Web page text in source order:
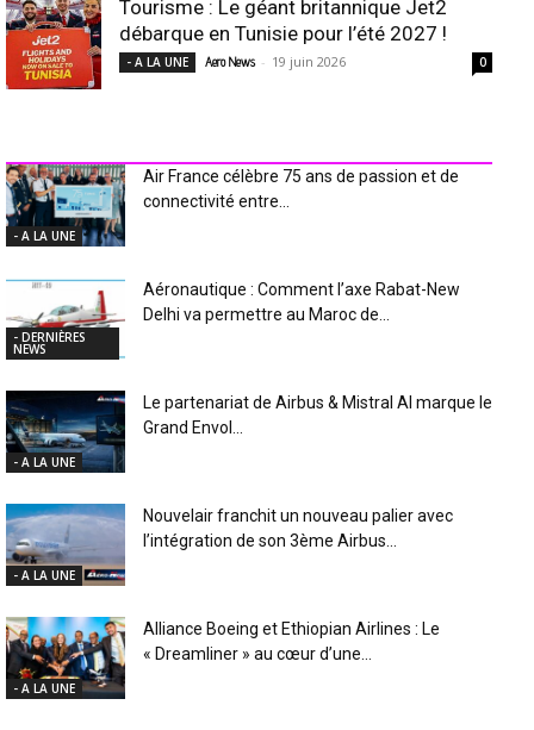
Tourisme : Le géant britannique Jet2
débarque en Tunisie pour l’été 2027 !
- A LA UNE Aero News - 19 juin 2026 0
- A LA UNE
Air France célèbre 75 ans de passion et de
connectivité entre...
- DERNIÈRES
NEWS
Aéronautique : Comment l’axe Rabat-New
Delhi va permettre au Maroc de...
- A LA UNE
Le partenariat de Airbus & Mistral AI marque le
Grand Envol...
- A LA UNE
Nouvelair franchit un nouveau palier avec
l’intégration de son 3ème Airbus...
- A LA UNE
Alliance Boeing et Ethiopian Airlines : Le
« Dreamliner » au cœur d’une...